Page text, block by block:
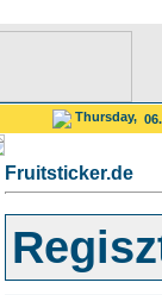
Thursday,
Fruitsticker.de